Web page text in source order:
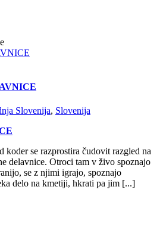
Slovenija, Slovenija
se razprostira čudovit razgled na
delavnice. Otroci tam v živo spoznajo
se z njimi igrajo, spoznajo
delo na kmetiji, hkrati pa jim [...]